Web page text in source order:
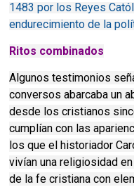
1483 por los Reyes
endurecimiento de la
Ritos combinados
Algunos testimonios
conversos abarcaba un
desde los cristianos
cumplían con las
los que el historiador
vivían una religiosidad
de la fe cristiana con